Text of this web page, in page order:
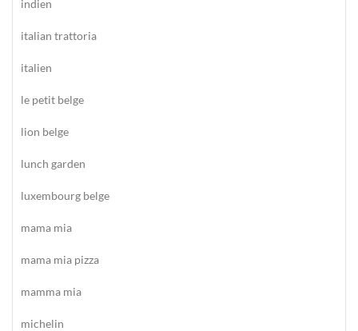
indien
italian trattoria
italien
le petit belge
lion belge
lunch garden
luxembourg belge
mama mia
mama mia pizza
mamma mia
michelin